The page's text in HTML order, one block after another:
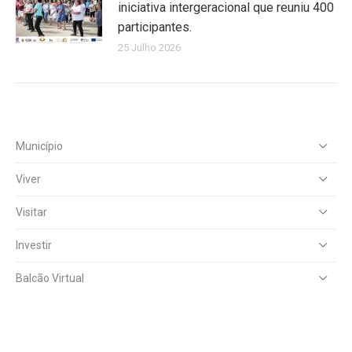
iniciativa intergeracional que reuniu 400
participantes.
25 Julho 2026
Município
Viver
Visitar
Investir
Balcão Virtual